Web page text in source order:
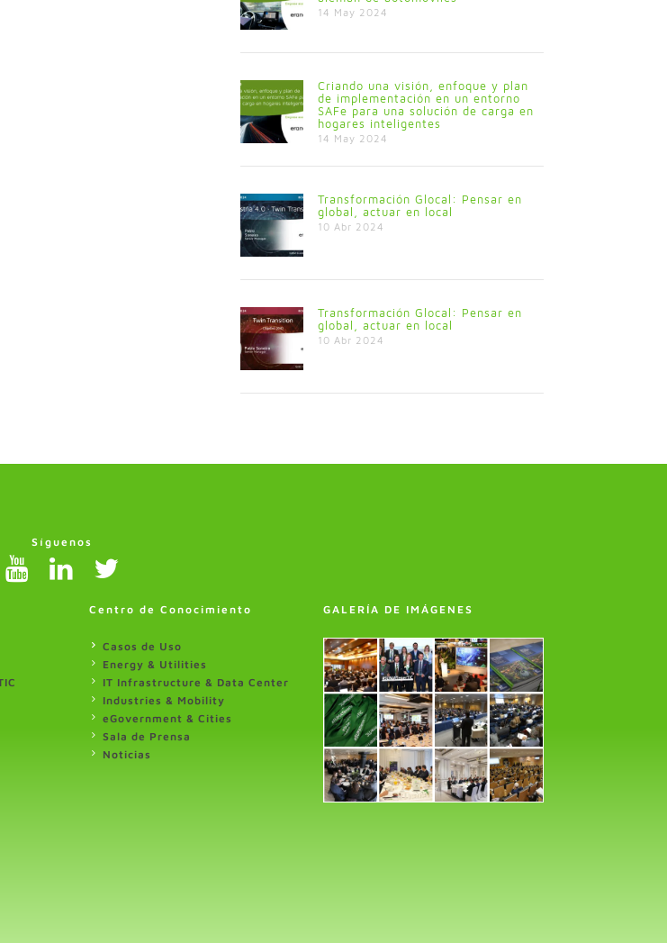
14 May 2024
Criando una visión, enfoque y plan
de implementación en un entorno
SAFe para una solución de carga en
hogares inteligentes
14 May 2024
Transformación Glocal: Pensar en
global, actuar en local
10 Abr 2024
Transformación Glocal: Pensar en
global, actuar en local
10 Abr 2024
Síguenos
Centro de Conocimiento
Casos de Uso
Energy & Utilities
IT Infrastructure & Data Center
Industries & Mobility
eGovernment & Cities
Sala de Prensa
Noticias
GALERÍA DE IMÁGENES